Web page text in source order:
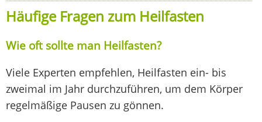
Häufige Fragen zum Heilfasten
Wie oft sollte man Heilfasten?
Viele Experten empfehlen, Heilfasten ein- bis
zweimal im Jahr durchzuführen, um dem Körper
regelmäßige Pausen zu gönnen.